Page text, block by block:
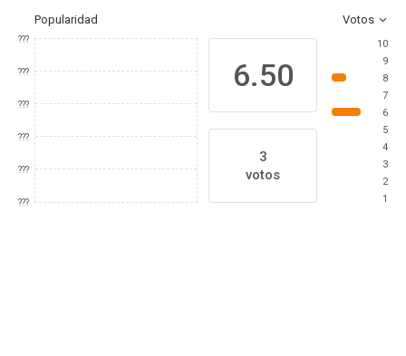
Popularidad Votos
???
???
???
???
???
???
6.50
3
votos
10
9
8
7
6
5
4
3
2
1